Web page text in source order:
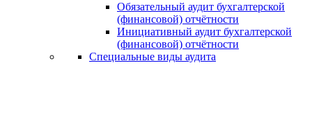
Обязательный аудит бухгалтерской
(финансовой) отчётности
Инициативный аудит бухгалтерской
(финансовой) отчётности
Специальные виды аудита